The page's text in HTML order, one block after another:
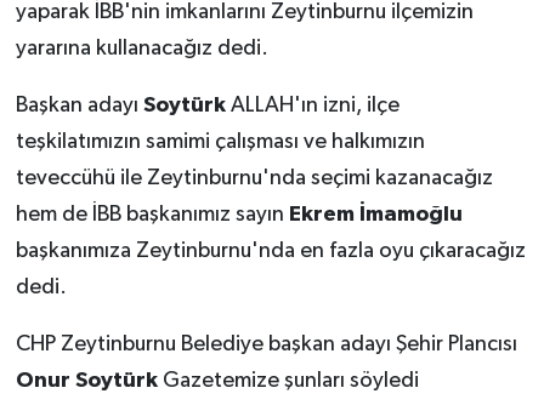
yaparak İBB'nin imkanlarını Zeytinburnu ilçemizin
yararına kullanacağız dedi.
Başkan adayı SoytürkALLAH'ın izni, ilçe
teşkilatımızın samimi çalışması ve halkımızın
teveccühü ile Zeytinburnu'nda seçimi kazanacağız
hem de İBB başkanımız sayın Ekrem İmamoğlu
başkanımıza Zeytinburnu'nda en fazla oyu çıkaracağız
dedi.
CHP Zeytinburnu Belediye başkan adayı Şehir Plancısı
Onur Soytürk Gazetemize şunları söyledi